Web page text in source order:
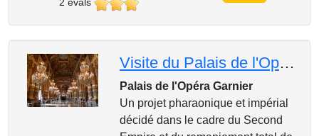
2 évals
Visite du Palais de l'Opéra Garnier de Paris : arts et ors du Second Empire
Palais de l'Opéra Garnier
Un projet pharaonique et impérial
décidé dans le cadre du Second